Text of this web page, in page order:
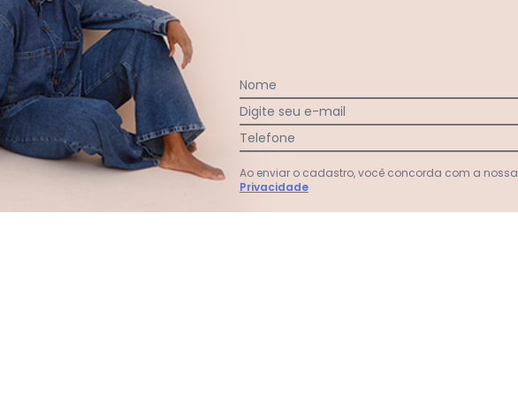
Malha Alfaiataria Cinza
Nome
Digite seu e-mail
Telefone
Ao enviar o cadastro, você concorda com a nossa
Privacidade